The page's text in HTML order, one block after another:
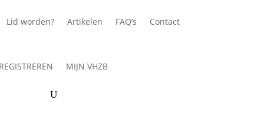
Lid worden? Artikelen FAQ’s Contact
MIJN VHZB